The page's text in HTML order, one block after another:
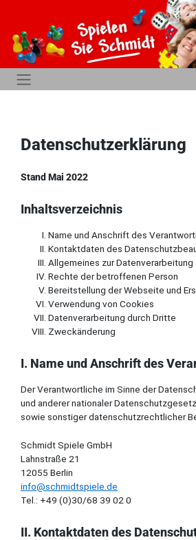
Datenschutzerklärung
Stand Mai 2022
Inhaltsverzeichnis
Name und Anschrift des
Kontaktdaten des
Allgemeines zur Datenverarbeitung
Rechte der betroffenen Person
Bereitstellung der Webseite und
Verwendung von Cookies
Datenverarbeitung durch Dritte
Zweckänderung
I. Name und Anschrift des
Der Verantwortliche im Sinne der
und anderer nationaler
sowie sonstiger datenschutzrechtlicher
Schmidt Spiele GmbH
Lahnstraße 21
12055 Berlin
info@schmidtspiele.de
Tel.: +49 (0)30/68 39 02 0
II. Kontaktdaten des